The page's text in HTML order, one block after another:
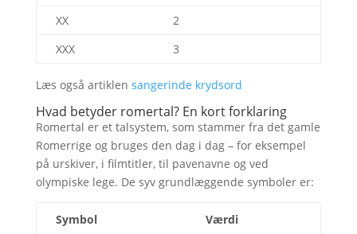
XX
2
XXX
3
Læs også artiklen sangerinde krydsord
Hvad betyder romertal? En kort forklaring
Romertal er et talsystem, som stammer fra det gamle
Romerrige og bruges den dag i dag – for eksempel
på urskiver, i filmtitler, til pavenavne og ved
olympiske lege. De syv grundlæggende symboler er:
Symbol Værdi